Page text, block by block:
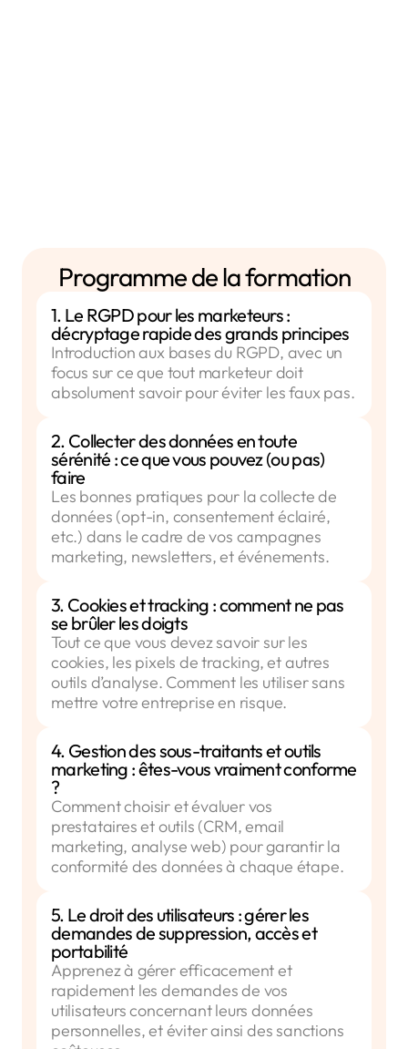
Programme de la formation
1. Le RGPD pour les marketeurs :
décryptage rapide des grands principes
Introduction aux bases du RGPD, avec un
focus sur ce que tout marketeur doit
absolument savoir pour éviter les faux pas.
2. Collecter des données en toute
sérénité : ce que vous pouvez (ou pas)
faire
Les bonnes pratiques pour la collecte de
données (opt-in, consentement éclairé,
etc.) dans le cadre de vos campagnes
marketing, newsletters, et événements.
3. Cookies et tracking : comment ne pas
se brûler les doigts
Tout ce que vous devez savoir sur les
cookies, les pixels de tracking, et autres
outils d’analyse. Comment les utiliser sans
mettre votre entreprise en risque.
4. Gestion des sous-traitants et outils
marketing : êtes-vous vraiment conforme
?
Comment choisir et évaluer vos
prestataires et outils (CRM, email
marketing, analyse web) pour garantir la
conformité des données à chaque étape.
5. Le droit des utilisateurs : gérer les
demandes de suppression, accès et
portabilité
Apprenez à gérer efficacement et
rapidement les demandes de vos
utilisateurs concernant leurs données
personnelles, et éviter ainsi des sanctions